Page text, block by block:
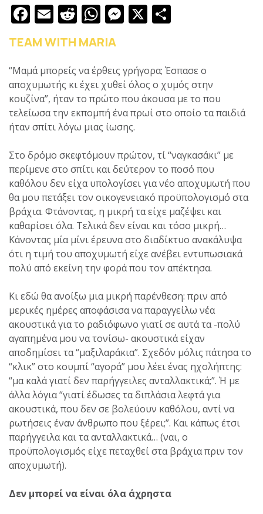
Facebook
EmailReddit
WhatsApp
Messenger
X
TEAM WITH MARIA
“Μαμά μπορείς να έρθεις γρήγορα; Έσπασε ο
αποχυμωτής κι έχει χυθεί όλος ο χυμός στην
κουζίνα”, ήταν το πρώτο που άκουσα με το που
τελείωσα την εκπομπή ένα πρωί στο οποίο τα παιδιά
ήταν σπίτι λόγω μιας ίωσης.
Στο δρόμο σκεφτόμουν πρώτον, τί “ναγκασάκι” με
περίμενε στο σπίτι και δεύτερον το ποσό που
καθόλου δεν είχα υπολογίσει για νέο αποχυμωτή που
θα μου πετάξει τον οικογενειακό προϋπολογισμό στα
βράχια. Φτάνοντας, η μικρή τα είχε μαζέψει και
καθαρίσει όλα. Τελικά δεν είναι και τόσο μικρή…
Κάνοντας μία μίνι έρευνα στο διαδίκτυο ανακάλυψα
ότι η τιμή του αποχυμωτή είχε ανέβει εντυπωσιακά
πολύ από εκείνη την φορά που τον απέκτησα.
Κι εδώ θα ανοίξω μια μικρή παρένθεση: πριν από
μερικές ημέρες αποφάσισα να παραγγείλω νέα
ακουστικά για το ραδιόφωνο γιατί σε αυτά τα -πολύ
αγαπημένα μου να τονίσω- ακουστικά είχαν
αποδημίσει τα “μαξιλαράκια”. Σχεδόν μόλις πάτησα το
“κλικ” στο κουμπί “αγορά” μου λέει ένας ηχολήπτης:
“μα καλά γιατί δεν παρήγγειλες ανταλλακτικά;”. Ή με
άλλα λόγια “γιατί έδωσες τα διπλάσια λεφτά για
ακουστικά, που δεν σε βολεύουν καθόλου, αντί να
ρωτήσεις έναν άνθρωπο που ξέρει;”. Και κάπως έτσι
παρήγγειλα και τα ανταλλακτικά… (ναι, ο
προϋπολογισμός είχε πεταχθεί στα βράχια πριν τον
αποχυμωτή).
Δεν μπορεί να είναι όλα άχρηστα